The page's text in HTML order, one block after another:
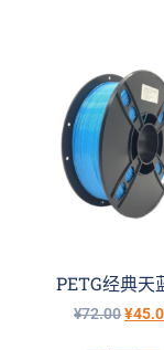
PETG经典天
¥72.00¥